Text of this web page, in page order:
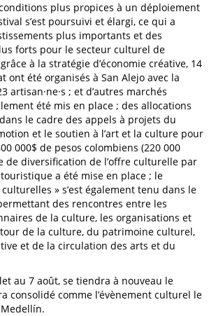
plus propices à un déploiement
s’est poursuivi et élargi, ce qui a
plus importants et des
forts pour le secteur culturel de
à la stratégie d’économie créative, 14
ont été organisés à San Alejo avec la
artisan·ne·s ; et d’autres marchés
été mis en place ; des allocations
le cadre des appels à projets du
et le soutien à l’art et la culture pour
000$ de pesos colombiens (220 000
de diversification de l’offre culturelle par
a été mise en place ; le
» s’est également tenu dans le
des rencontres entre les
de la culture, les organisations et
de la culture, du patrimoine culturel,
et de la circulation des arts et du
au 7 août, se tiendra à nouveau le
consolidé comme l’évènement culturel le